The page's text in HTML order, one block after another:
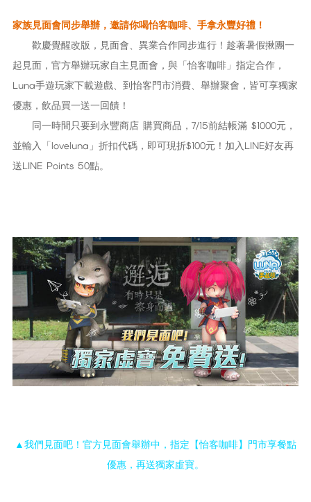
家族見面會同步舉辦，邀請你喝怡客咖啡、手拿永豐好禮！
歡慶覺醒改版，見面會、異業合作同步進行！趁著暑假揪團一
起見面，官方舉辦玩家自主見面會，與「怡客咖啡」指定合作，
Luna手遊玩家下載遊戲、到怡客門市消費、舉辦聚會，皆可享獨家
優惠，飲品買一送一回饋！
同一時間只要到永豐商店 購買商品，7/15前結帳滿 $1000元，
並輸入「loveluna」折扣代碼，即可現折$100元！加入LINE好友再
送LINE Points 50點。
▲我們見面吧！官方見面會舉辦中，指定【怡客咖啡】門市享餐點
優惠，再送獨家虛寶。